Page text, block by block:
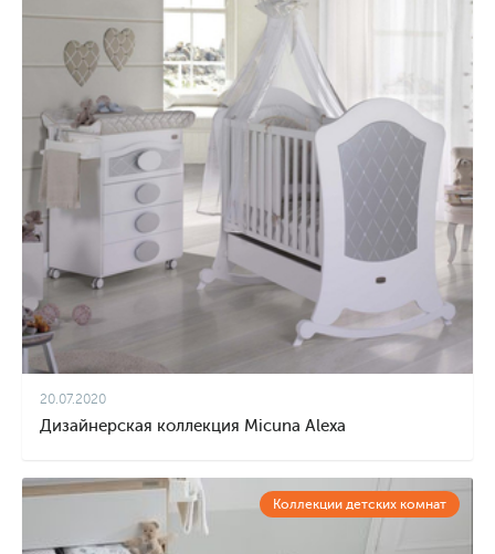
20.07.2020
Дизайнерская коллекция Micuna Alexa
Коллекции детских комнат